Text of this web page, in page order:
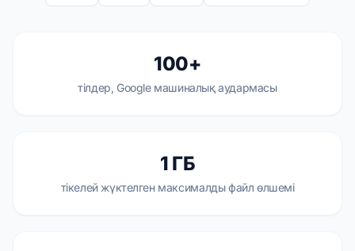
100+
тілдер, Google машиналық аудармасы
1 ГБ
тікелей жүктелген максималды файл өлшемі